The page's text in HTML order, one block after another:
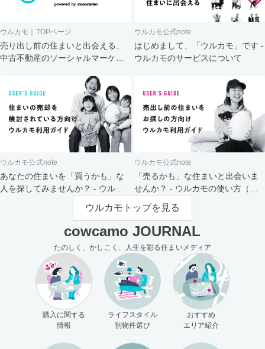
ウルカモ｜TOPページ
売り出し前の住まいと出会える、
中古不動産のソーシャルマーケッ
ウルカモ公式note
はじめまして、「ウルカモ」です -
ウルカモのサービスについて
ウルカモ公式note
あなたの住まいを「買うかも」な
人を探してみませんか？ - ウルカ
ウルカモ公式note
「売るかも」な住まいと出会いま
せんか？ - ウルカモの使い方（買
主さま向け）
ウルカモトップを見る
cowcamo JOURNAL
たのしく、かしこく、人生を彩る住まいメディア
購入に関する
情報
ライフスタイル
別物件選び
おすすめ
エリア紹介